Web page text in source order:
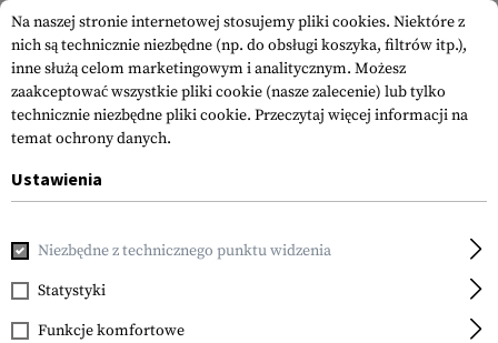
Warrior
Single Elastic Mag
Pouch
Na naszej stronie internetowej stosujemy pliki cookies. Niektóre z
nich są technicznie niezbędne (np. do obsługi koszyka, filtrów itp.),
inne służą celom marketingowym i analitycznym. Możesz
zaakceptować wszystkie pliki cookie (nasze zalecenie) lub tylko
technicznie niezbędne pliki cookie. Przeczytaj więcej informacji na
temat ochrony danych.
Ustawienia
Niezbędne z technicznego punktu widzenia
Statystyki
Funkcje komfortowe